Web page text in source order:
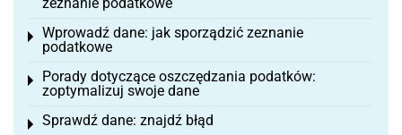
Wprowadź dane: jak sporządzić zeznanie
podatkowe
Toggle menu
Porady dotyczące oszczędzania podatków:
zoptymalizuj swoje dane
Toggle menu
Sprawdź dane: znajdź błąd
Toggle menu